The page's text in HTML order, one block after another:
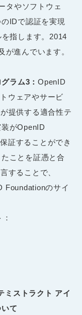
タやソフトウェ
IDで認証を実現
指します。2014
が進んでいます。
ラム3 ： OpenID
ウェアやサービ
提供する適合性テ
がOpenID
証することができ
ことを証憑と合
することで、
Foundationのサイ
ストラクト アイ
て